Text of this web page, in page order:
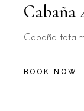
Cabaña
Cabaña
BOOK NOW